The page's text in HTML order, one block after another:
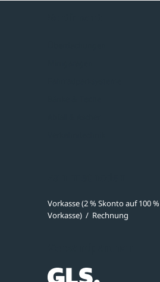
Vorkasse (2 % Skonto auf 100 %
Vorkasse) / Rechnung